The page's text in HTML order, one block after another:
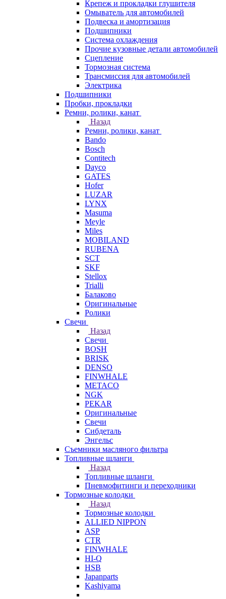
Крепеж и прокладки глушителя
Омыватель для автомобилей
Подвеска и амортизация
Подшипники
Система охлаждения
Прочие кузовные детали автомобилей
Сцепление
Тормозная система
Трансмиссия для автомобилей
Электрика
Подшипники
Пробки, прокладки
Ремни, ролики, канат
Назад
Ремни, ролики, канат
Bando
Bosch
Contitech
Dayco
GATES
Hofer
LUZAR
LYNX
Masuma
Meyle
Miles
MOBILAND
RUBENA
SCT
SKF
Stellox
Trialli
Балаково
Оригинальные
Ролики
Свечи
Назад
Свечи
BOSH
BRISK
DENSO
FINWHALE
METACO
NGK
PEKAR
Оригинальные
Свечи
Сибдеталь
Энгельс
Съемники масляного фильтра
Топливные шланги
Назад
Топливные шланги
Пневмофитинги и переходники
Тормозные колодки
Назад
Тормозные колодки
ALLIED NIPPON
ASP
CTR
FINWHALE
HI-Q
HSB
Japanparts
Kashiyama